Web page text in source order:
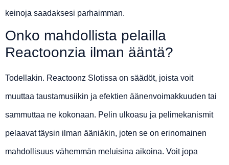
keinoja saadaksesi parhaimman.
Onko mahdollista pelailla
Reactoonzia ilman ääntä?
Todellakin. Reactoonz Slotissa on säädöt, joista voit
muuttaa taustamusiikin ja efektien äänenvoimakkuuden tai
sammuttaa ne kokonaan. Pelin ulkoasu ja pelimekanismit
pelaavat täysin ilman ääniäkin, joten se on erinomainen
mahdollisuus vähemmän meluisina aikoina. Voit jopa